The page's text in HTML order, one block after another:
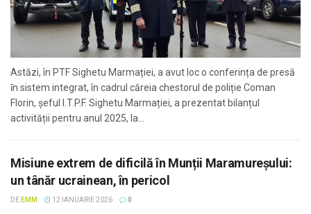
Astăzi, în PTF Sighetu Marmației, a avut loc o conferința de presă
īn sistem integrat, în cadrul căreia chestorul de poliție Coman
Florin, șeful I.T.P.F. Sighetu Marmației, a prezentat bilanțul
activității pentru anul 2025, la...
Misiune extrem de dificilă în Munții Maramureșului:
un tânăr ucrainean, în pericol
DE EMM 12 IANUARIE 2026 0